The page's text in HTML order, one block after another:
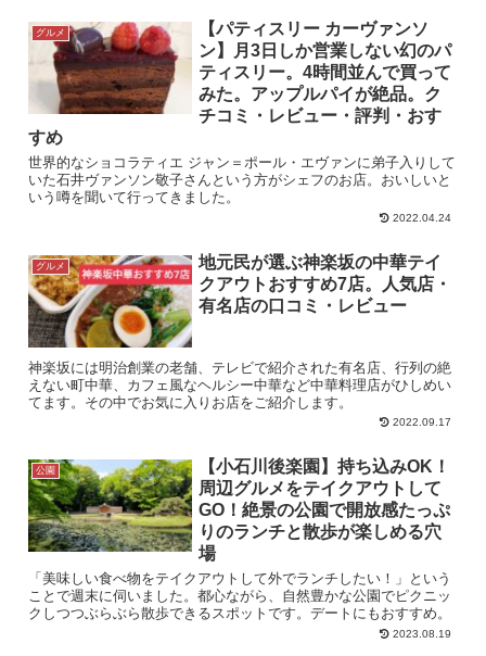
グルメ
【パティスリー カーヴァンソ
ン】月3日しか営業しない幻のパ
ティスリー。4時間並んで買って
みた。アップルパイが絶品。ク
チコミ・レビュー・評判・おす
すめ
世界的なショコラティエ ジャン＝ポール・エヴァンに弟子入りして
いた石井ヴァンソン敬子さんという方がシェフのお店。おいしいと
いう噂を聞いて行ってきました。
2022.04.24
グルメ
地元民が選ぶ神楽坂の中華テイ
クアウトおすすめ7店。人気店・
有名店の口コミ・レビュー
神楽坂には明治創業の老舗、テレビで紹介された有名店、行列の絶
えない町中華、カフェ風なヘルシー中華など中華料理店がひしめい
てます。その中でお気に入りお店をご紹介します。
2022.09.17
公園
【小石川後楽園】持ち込みOK！
周辺グルメをテイクアウトして
GO！絶景の公園で開放感たっぷ
りのランチと散歩が楽しめる穴
場
「美味しい食べ物をテイクアウトして外でランチしたい！」という
ことで週末に伺いました。都心ながら、自然豊かな公園でピクニッ
クしつつぶらぶら散歩できるスポットです。デートにもおすすめ。
2023.08.19